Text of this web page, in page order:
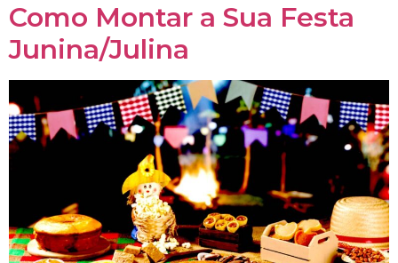
Como Montar a Sua Festa
Junina/Julina